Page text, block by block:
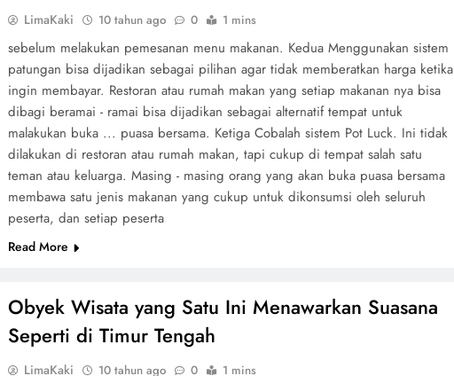
LimaKaki 10 tahun ago 0 1 mins
sebelum melakukan pemesanan menu makanan. Kedua Menggunakan sistem
patungan bisa dijadikan sebagai pilihan agar tidak memberatkan harga ketika
ingin membayar. Restoran atau rumah makan yang setiap makanan nya bisa
dibagi beramai - ramai bisa dijadikan sebagai alternatif tempat untuk
malakukan buka ... puasa bersama. Ketiga Cobalah sistem Pot Luck. Ini tidak
dilakukan di restoran atau rumah makan, tapi cukup di tempat salah satu
teman atau keluarga. Masing - masing orang yang akan buka puasa bersama
membawa satu jenis makanan yang cukup untuk dikonsumsi oleh seluruh
peserta, dan setiap peserta
Read More
Obyek Wisata yang Satu Ini Menawarkan Suasana
Seperti di Timur Tengah
LimaKaki 10 tahun ago 0 1 mins